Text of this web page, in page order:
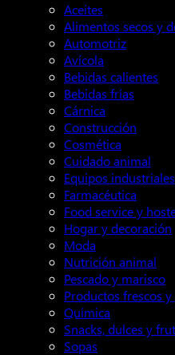
Aceites
Alimentos secos y
Automotriz
Avícola
Bebidas calientes
Bebidas frías
Cárnica
Construcción
Cosmética
Cuidado animal
Equipos industriales
Farmacéutica
Food service y
Hogar y decoración
Moda
Nutrición animal
Pescado y marisco
Productos frescos
Química
Snacks, dulces y
Sopas